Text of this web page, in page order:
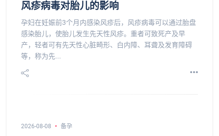
风疹病毒对胎儿的影响
孕妇在妊娠前3个月内感染风疹后，风疹病毒可以通过胎盘
感染胎儿，使胎儿发生先天性风疹。重者可致死产及早
产，轻者可有先天性心脏畸形、白内障、耳聋及发育障碍
等，称为先...
2026-08-08 备孕